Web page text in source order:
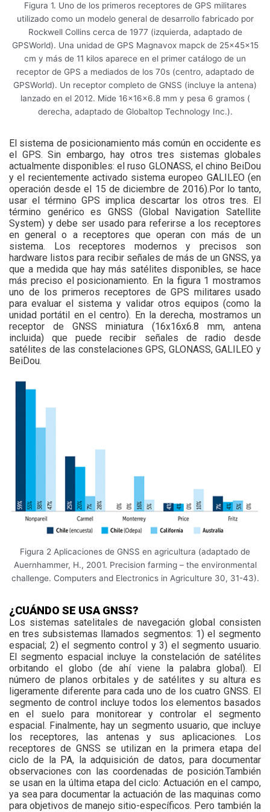
Figura 1. Uno de los primeros receptores de GPS militares
utilizado como un modelo general de desarrollo fabricado por
Rockwell Collins cerca de 1977 (izquierda, adaptado de
GPSWorld). Una unidad de GPS Magnavox mapck de 25x45x15
cm y más de 11 kilos aparece en el primer catálogo de un
receptor de GPS a mediados de los 70s (centro, adaptado de
GPSWorld). Un receptor completo de GNSS (incluye la antena)
lanzado en el 2012. Mide 16x16x6.8 mm y pesa 6 gramos (
derecha, adaptado de Globaltop Technology Inc.).
El sistema de posicionamiento más común en occidente es
el GPS. Sin embargo, hay otros tres sistemas globales
actualmente disponibles: el ruso GLONASS, el chino BeiDou
y el recientemente activado sistema europeo GALILEO (en
operación desde el 15 de diciembre de 2016).Por lo tanto,
usar el término GPS implica descartar los otros tres. El
término genérico es GNSS (Global Navigation Satellite
System) y debe ser usado para referirse a los receptores
en general o a receptores que operan con más de un
sistema. Los receptores modernos y precisos son
hardware listos para recibir señales de más de un GNSS, ya
que a medida que hay más satélites disponibles, se hace
más preciso el posicionamiento. En la figura 1 mostramos
uno de los primeros receptores de GPS militares usado
para evaluar el sistema y validar otros equipos (como la
unidad portátil en el centro). En la derecha, mostramos un
receptor de GNSS miniatura (16x16x6.8 mm, antena
incluida) que puede recibir señales de radio desde
satélites de las constelaciones GPS, GLONASS, GALILEO y
BeiDou.
Figura 2 Aplicaciones de GNSS en agricultura (adaptado de
Auernhammer, H., 2001. Precision farming – the environmental
challenge. Computers and Electronics in Agriculture 30, 31-43).
¿CUÁNDO SE USA GNSS?
Los sistemas satelitales de navegación global consisten
en tres subsistemas llamados segmentos: 1) el segmento
espacial; 2) el segmento control y 3) el segmento usuario.
El segmento espacial incluye la constelación de satélites
orbitando el globo (de ahí viene la palabra global). El
número de planos orbitales y de satélites y su altura es
ligeramente diferente para cada uno de los cuatro GNSS. El
segmento de control incluye todos los elementos basados
en el suelo para monitorear y controlar el segmento
espacial. Finalmente, hay un segmento usuario, que incluye
los receptores, las antenas y sus aplicaciones. Los
receptores de GNSS se utilizan en la primera etapa del
ciclo de la PA, la adquisición de datos, para documentar
observaciones con las coordenadas de posición.También
se usan en la última etapa del ciclo: Actuación en el campo,
ya sea para documentar la actuación de las maquinas como
para objetivos de manejo sitio-específicos. Pero también la